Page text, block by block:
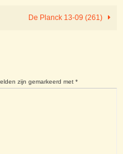
De Planck 13-09 (261)
zijn gemarkeerd met *